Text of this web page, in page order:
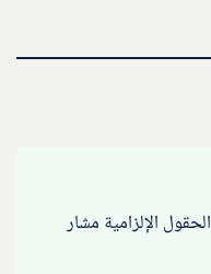
الحقول الإلزامية مشار